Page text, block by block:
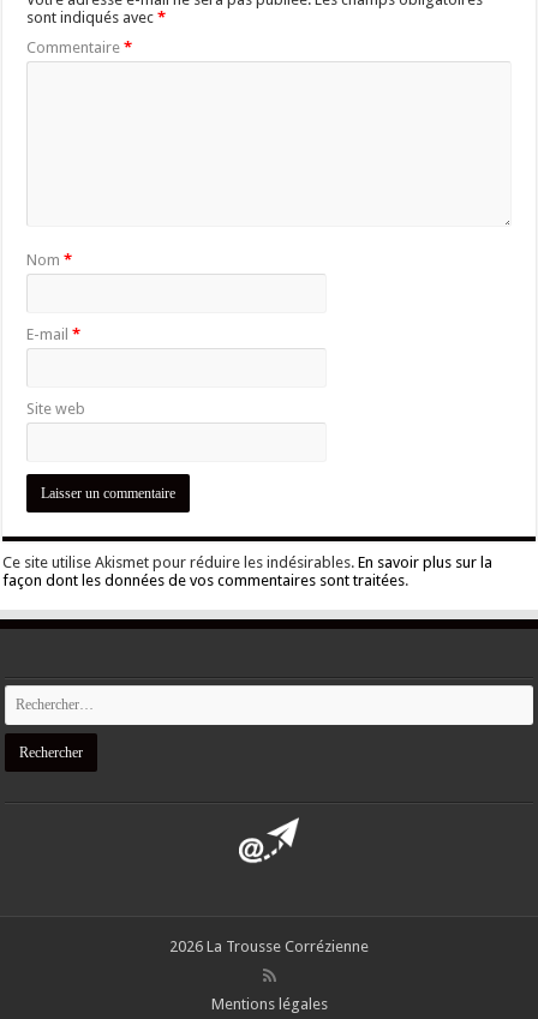
sont indiqués avec*
Commentaire*
Nom*
E-mail*
Site web
Ce site utilise Akismet pour réduire les indésirables.En savoir plus sur la
façon dont les données de vos commentaires sont traitées.
2026 La Trousse Corrézienne
Mentions légales